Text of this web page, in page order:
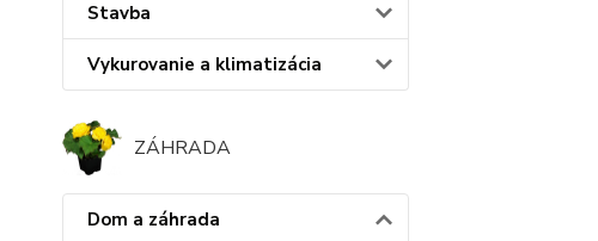
Stavba
Vykurovanie a klimatizácia
ZÁHRADA
Dom a záhrada